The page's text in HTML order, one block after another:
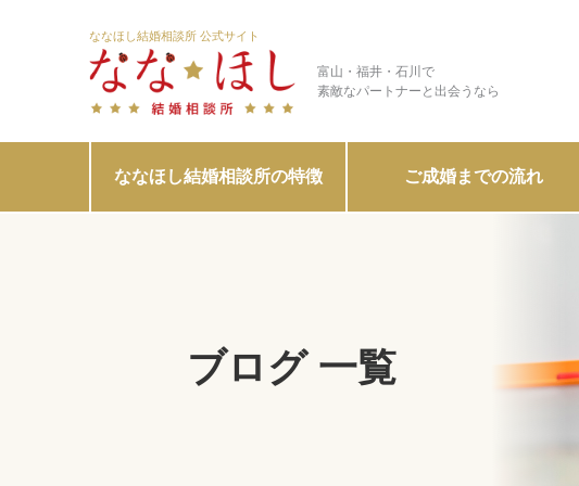
ななほし結婚相談所 公式サイト
富山・福井・石川で
素敵なパートナーと出会うなら
ななほし結婚相談所の特徴 ご成婚までの流れ
ブログ 一覧